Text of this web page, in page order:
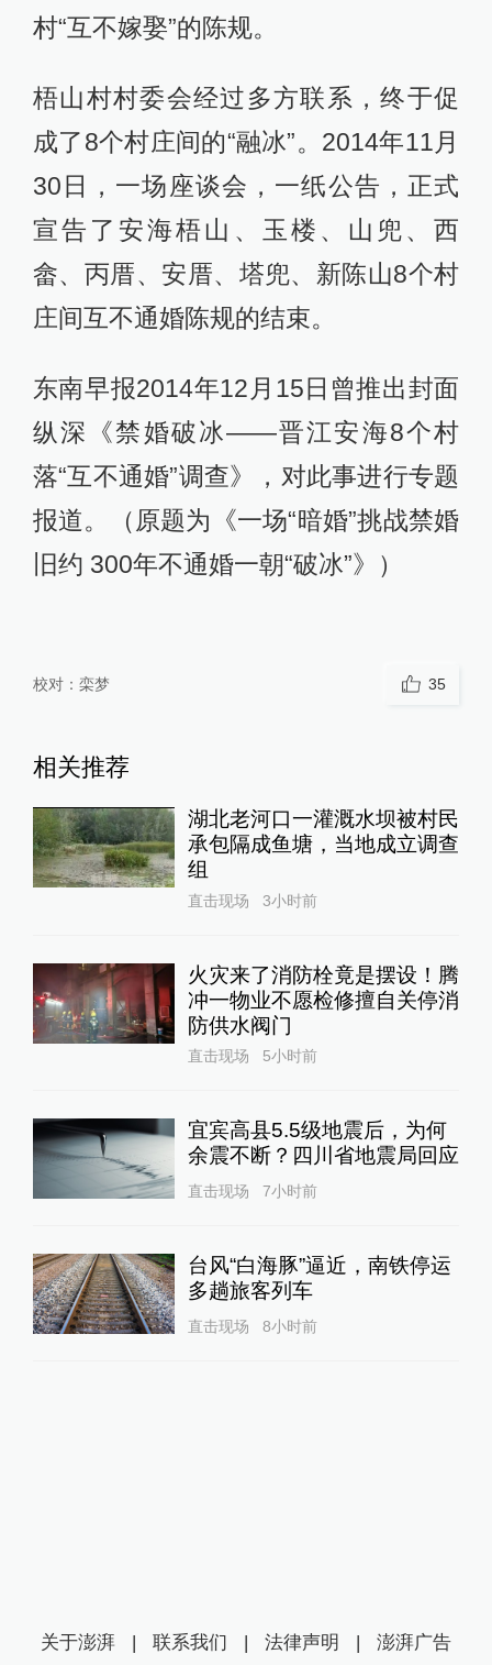
村“互不嫁娶”的陈规。
梧山村村委会经过多方联系，终于促
成了8个村庄间的“融冰”。2014年11月
30日，一场座谈会，一纸公告，正式
宣告了安海梧山、玉楼、山兜、西
畲、丙厝、安厝、塔兜、新陈山8个村
庄间互不通婚陈规的结束。
东南早报2014年12月15日曾推出封面
纵深《禁婚破冰——晋江安海8个村
落“互不通婚”调查》，对此事进行专题
报道。（原题为《一场“暗婚”挑战禁婚
旧约 300年不通婚一朝“破冰”》）
校对： 栾梦 35
相关推荐
湖北老河口一灌溉水坝被村民
承包隔成鱼塘，当地成立调查
组
直击现场 3小时前
火灾来了消防栓竟是摆设！腾
冲一物业不愿检修擅自关停消
防供水阀门
直击现场 5小时前
宜宾高县5.5级地震后，为何
余震不断？四川省地震局回应
直击现场 7小时前
台风“白海豚”逼近，南铁停运
多趟旅客列车
直击现场 8小时前
关于澎湃 | 联系我们 | 法律声明 | 澎湃广告